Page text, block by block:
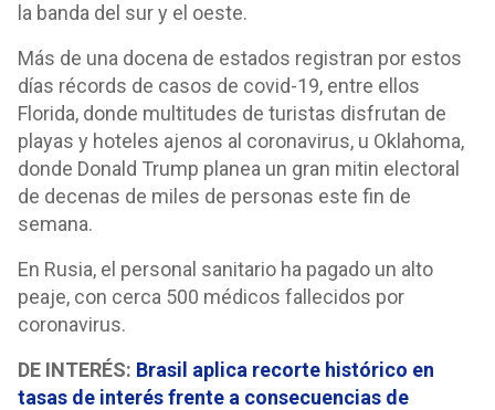
la banda del sur y el oeste.
Más de una docena de estados registran por estos
días récords de casos de covid-19, entre ellos
Florida, donde multitudes de turistas disfrutan de
playas y hoteles ajenos al coronavirus, u Oklahoma,
donde Donald Trump planea un gran mitin electoral
de decenas de miles de personas este fin de
semana.
En Rusia, el personal sanitario ha pagado un alto
peaje, con cerca 500 médicos fallecidos por
coronavirus.
DE INTERÉS: Brasil aplica recorte histórico en
tasas de interés frente a consecuencias de